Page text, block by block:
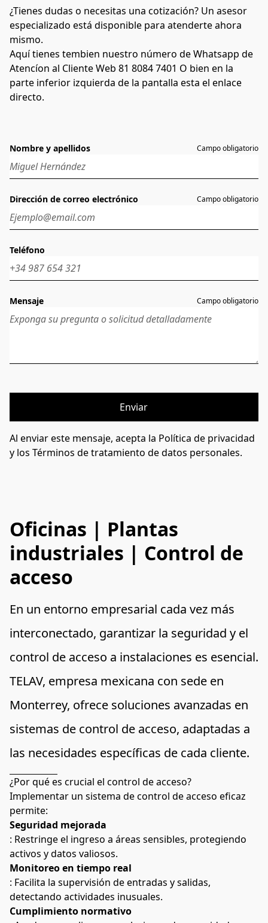
¿Tienes dudas o necesitas una cotización? Un asesor
especializado está disponible para atenderte ahora
mismo.
Aquí tienes tembien nuestro número de Whatsapp de
Atencíon al Cliente Web 81 8084 7401 O bien en la
parte inferior izquierda de la pantalla esta el enlace
directo.
Nombre y apellidos Campo obligatorio
Dirección de correo electrónico Campo obligatorio
Teléfono
Mensaje Campo obligatorio
Enviar
Al enviar este mensaje, acepta la Política de privacidad
y los Términos de tratamiento de datos personales.
Oficinas | Plantas
industriales | Control de
acceso
En un entorno empresarial cada vez más
interconectado, garantizar la seguridad y el
control de acceso a instalaciones es esencial.
TELAV, empresa mexicana con sede en
Monterrey, ofrece soluciones avanzadas en
sistemas de control de acceso, adaptadas a
las necesidades específicas de cada cliente.
¿Por qué es crucial el control de acceso?
Implementar un sistema de control de acceso eficaz
permite:
Seguridad mejorada
: Restringe el ingreso a áreas sensibles, protegiendo
activos y datos valiosos.
Monitoreo en tiempo real
: Facilita la supervisión de entradas y salidas,
detectando actividades inusuales.
Cumplimiento normativo